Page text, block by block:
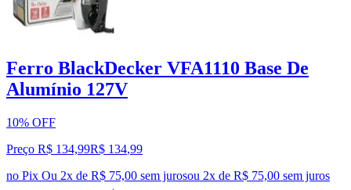
Ferro BlackDecker VFA1110 Base De
Alumínio 127V
10% OFF
Preço R$ 134,99R$ 134,99
no Pix Ou 2x de R$ 75,00 sem jurosou 2x de R$ 75,00 sem juros